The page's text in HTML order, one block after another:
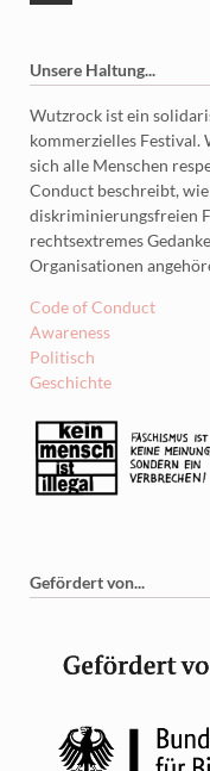
Unsere Haltung...
Wutzrock ist ein
kommerzielles Festival.
sich alle Menschen
Conduct beschreibt,
diskriminierungsfreien
rechtsextremes
Organisationen
Code of Conduct
Awareness
Politisch
Geschichte
Gefördert von...